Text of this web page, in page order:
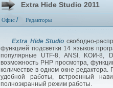
Extra Hide Studio 2011
Офис / Редакторы
Extra Hide Studio свободно-
функцией подсветки 14 языков
популярные UTF-8, ANSI, KOИ-8,
возможность PHP просмотра,
количестве в одном окне
удобной работы, встроенный
полноэкранный режим работы.